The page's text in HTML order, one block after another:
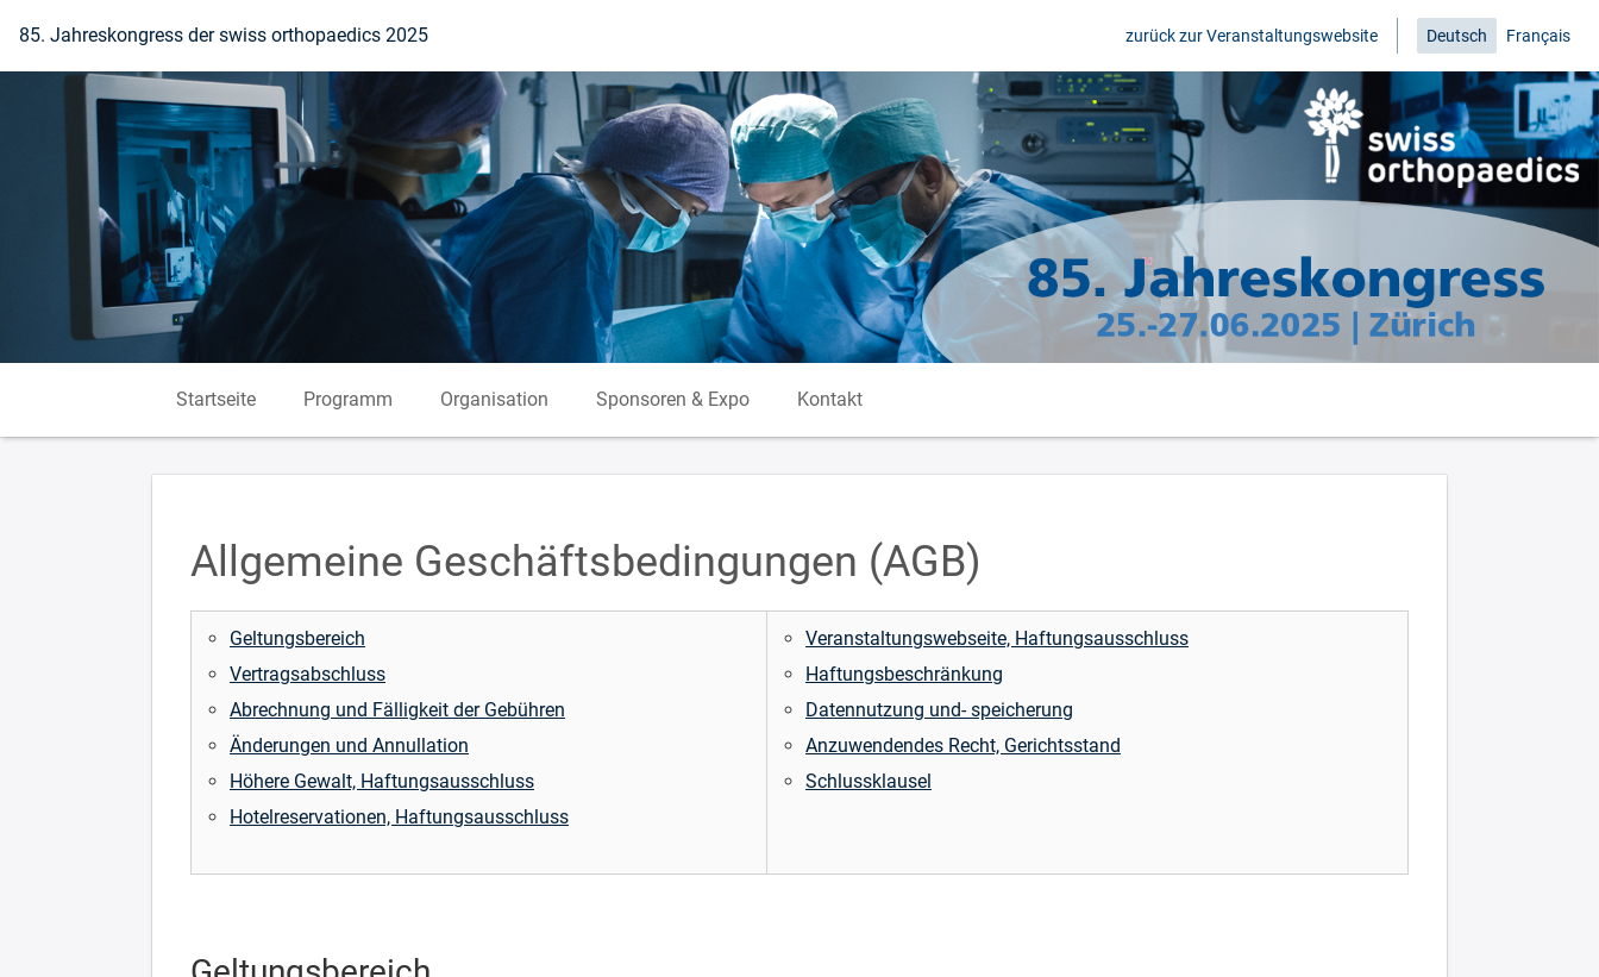
Zur Startseite
85. Jahreskongress der swiss orthopaedics 2025 zurück zur Veranstaltungswebsite Deutsch Français
Startseite Programm Organisation Sponsoren & Expo Kontakt
Allgemeine Geschäftsbedingungen (AGB)
Geltungsbereich
Vertragsabschluss
Abrechnung und Fälligkeit der Gebühren
Änderungen und Annullation
Höhere Gewalt, Haftungsausschluss
Hotelreservationen, Haftungsausschluss
Veranstaltungswebseite, Haftungsausschluss
Haftungsbeschränkung
Datennutzung und- speicherung
Anzuwendendes Recht, Gerichtsstand
Schlussklausel